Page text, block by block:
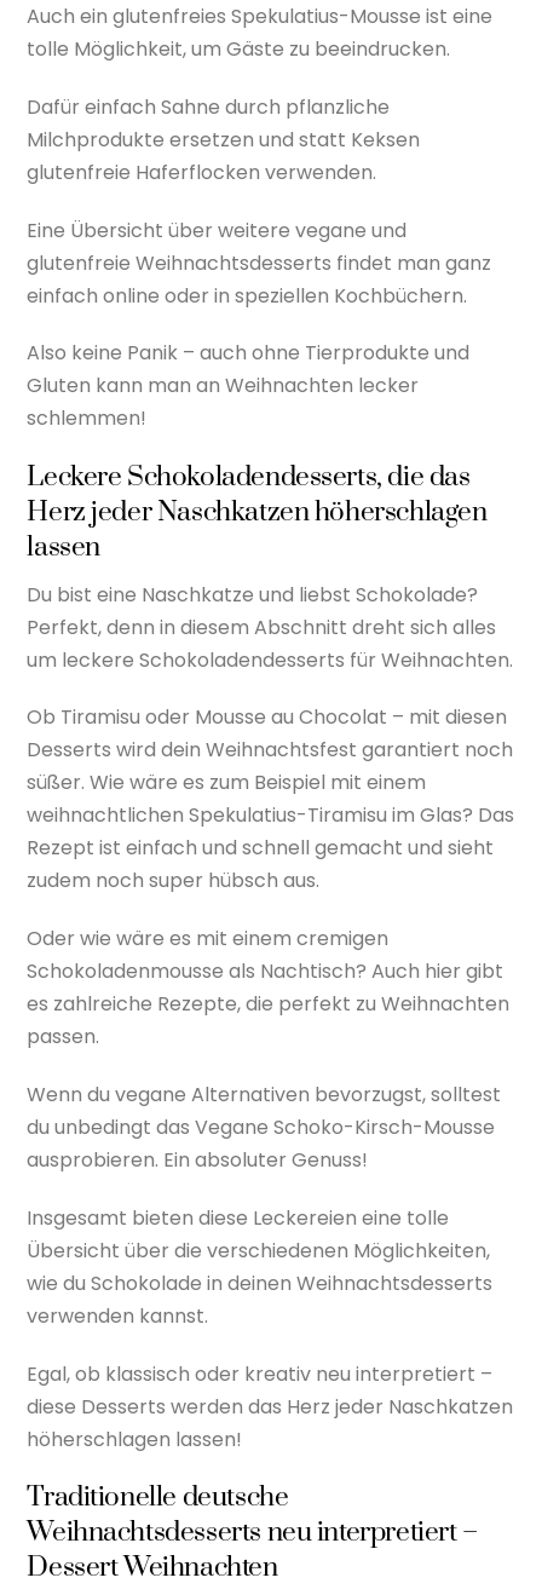
Auch ein glutenfreies Spekulatius-Mousse ist eine
tolle Möglichkeit, um Gäste zu beeindrucken.
Dafür einfach Sahne durch pflanzliche
Milchprodukte ersetzen und statt Keksen
glutenfreie Haferflocken verwenden.
Eine Übersicht über weitere vegane und
glutenfreie Weihnachtsdesserts findet man ganz
einfach online oder in speziellen Kochbüchern.
Also keine Panik – auch ohne Tierprodukte und
Gluten kann man an Weihnachten lecker
schlemmen!
Leckere Schokoladendesserts, die das
Herz jeder Naschkatzen höherschlagen
lassen
Du bist eine Naschkatze und liebst Schokolade?
Perfekt, denn in diesem Abschnitt dreht sich alles
um leckere Schokoladendesserts für Weihnachten.
Ob Tiramisu oder Mousse au Chocolat – mit diesen
Desserts wird dein Weihnachtsfest garantiert noch
süßer. Wie wäre es zum Beispiel mit einem
weihnachtlichen Spekulatius-Tiramisu im Glas? Das
Rezept ist einfach und schnell gemacht und sieht
zudem noch super hübsch aus.
Oder wie wäre es mit einem cremigen
Schokoladenmousse als Nachtisch? Auch hier gibt
es zahlreiche Rezepte, die perfekt zu Weihnachten
passen.
Wenn du vegane Alternativen bevorzugst, solltest
du unbedingt das Vegane Schoko-Kirsch-Mousse
ausprobieren. Ein absoluter Genuss!
Insgesamt bieten diese Leckereien eine tolle
Übersicht über die verschiedenen Möglichkeiten,
wie du Schokolade in deinen Weihnachtsdesserts
verwenden kannst.
Egal, ob klassisch oder kreativ neu interpretiert –
diese Desserts werden das Herz jeder Naschkatzen
höherschlagen lassen!
Traditionelle deutsche
Weihnachtsdesserts neu interpretiert –
Dessert Weihnachten